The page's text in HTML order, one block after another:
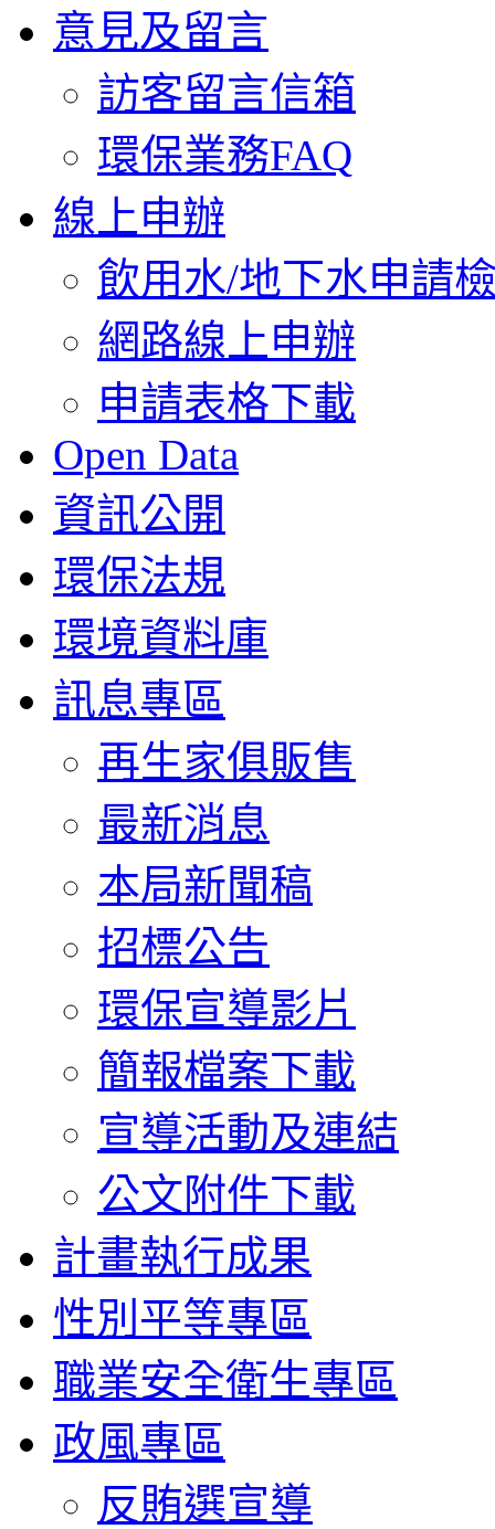
意見及留言
訪客留言信箱
環保業務FAQ
線上申辦
飲用水/地下水申請
網路線上申辦
申請表格下載
Open Data
資訊公開
環保法規
環境資料庫
訊息專區
再生家俱販售
最新消息
本局新聞稿
招標公告
環保宣導影片
簡報檔案下載
宣導活動及連結
公文附件下載
計畫執行成果
性別平等專區
職業安全衛生專區
政風專區
反賄選宣導